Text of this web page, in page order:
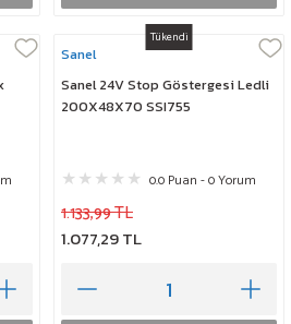
Tükendi
Sanel
Sanel 24V Stop Göstergesi Ledli
200X48X70 SSI755
0.0 Puan - 0 Yorum
1.133,99 TL
1.077,29 TL